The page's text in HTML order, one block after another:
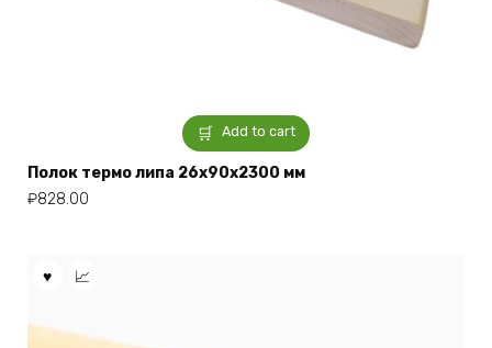
Add to cart
Полок термо липа 26x90x2300 мм
₽828.00